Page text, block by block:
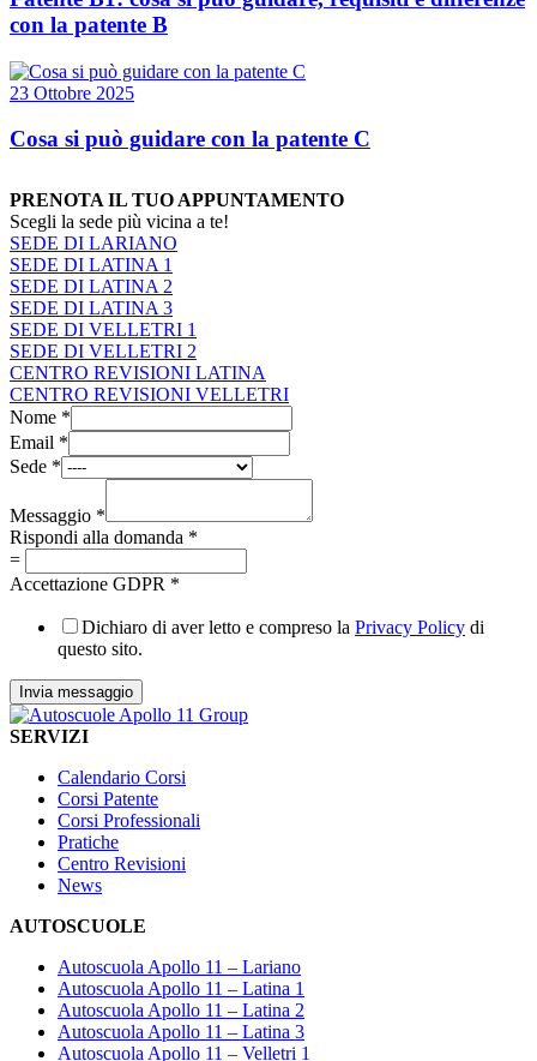
con la patente B
23 Ottobre 2025
Cosa si può guidare con la patente C
PRENOTA IL TUO APPUNTAMENTO
Scegli la sede più vicina a te!
SEDE DI LARIANO
SEDE DI LATINA 1
SEDE DI LATINA 2
SEDE DI LATINA 3
SEDE DI VELLETRI 1
SEDE DI VELLETRI 2
CENTRO REVISIONI LATINA
CENTRO REVISIONI VELLETRI
Nome *
Email *
Sede *
Messaggio *
Rispondi alla domanda *
=
Accettazione GDPR *
Dichiaro di aver letto e compreso la Privacy Policy di
questo sito.
Invia messaggio
SERVIZI
Calendario Corsi
Corsi Patente
Corsi Professionali
Pratiche
Centro Revisioni
News
AUTOSCUOLE
Autoscuola Apollo 11 – Lariano
Autoscuola Apollo 11 – Latina 1
Autoscuola Apollo 11 – Latina 2
Autoscuola Apollo 11 – Latina 3
Autoscuola Apollo 11 – Velletri 1